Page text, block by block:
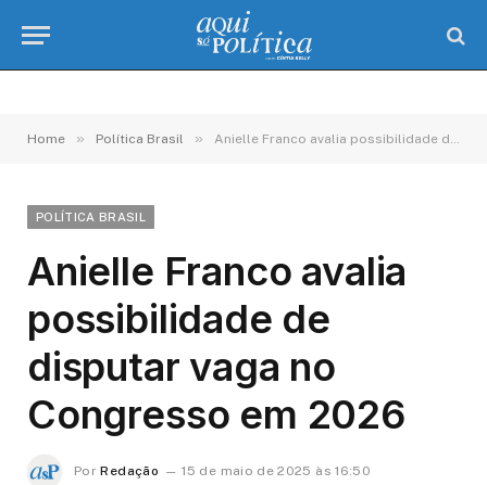
Home » Política Brasil » Anielle Franco avalia possibilidade de disputar vaga no Congresso em 2026
POLÍTICA BRASIL
Anielle Franco avalia
possibilidade de
disputar vaga no
Congresso em 2026
Por Redação
15 de maio de 2025 às 16:50